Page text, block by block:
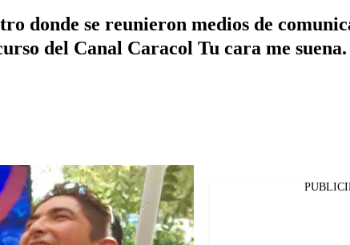
donde se reunieron medios de
del Canal Caracol Tu cara me suena.
Facebook
Twitter
Whatsapp